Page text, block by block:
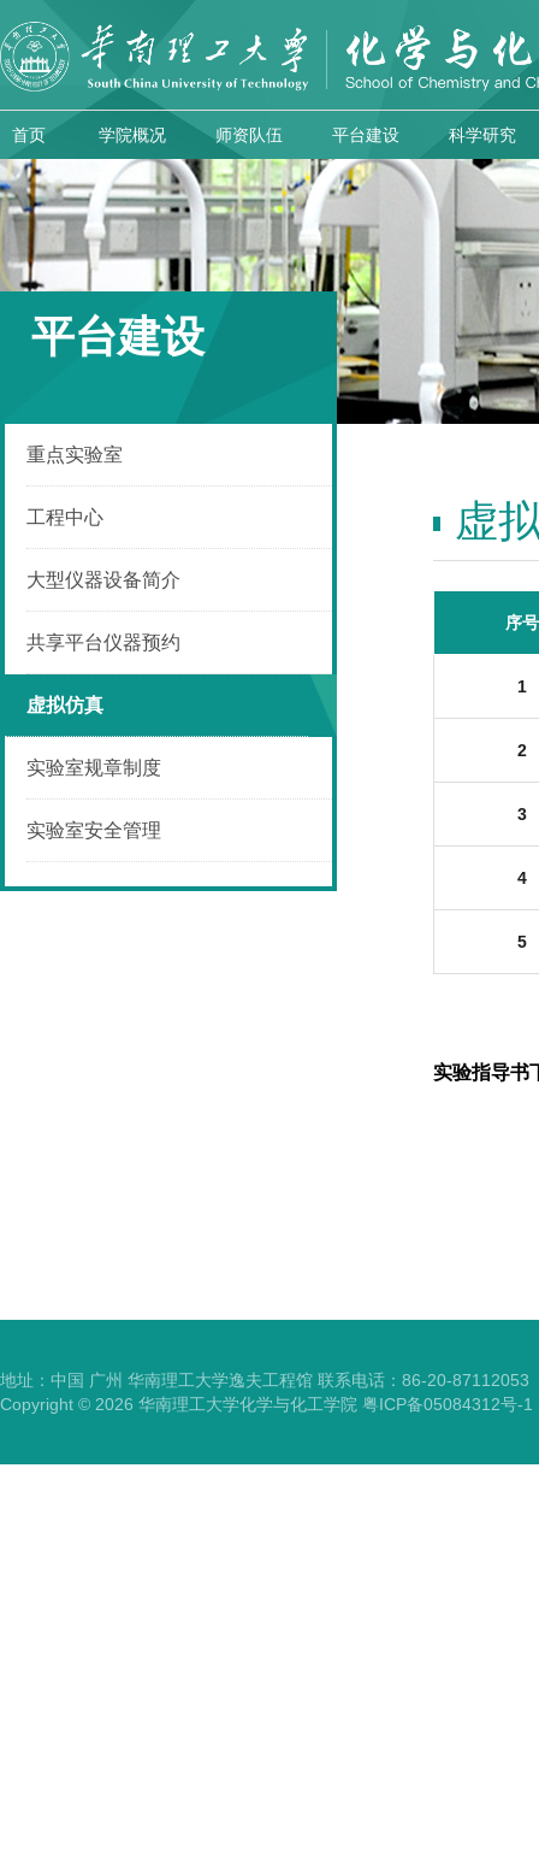
首页 学院概况 师资队伍 平台建设 科学研究
平台建设
重点实验室
工程中心
大型仪器设备简介
共享平台仪器预约
虚拟仿真
实验室规章制度
实验室安全管理
虚
序号
1
2
3
4
5
实验指导书
地址：中国 广州 华南理工大学逸夫工程馆 联系电话：86-20-87112053
Copyright © 2026 华南理工大学化学与化工学院 粤ICP备05084312号-1